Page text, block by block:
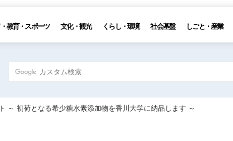
教育・スポーツ 文化・観光 くらし・環境 社会基盤 しごと・産業
～ 初荷となる希少糖水素添加物を香川大学に納品します ～